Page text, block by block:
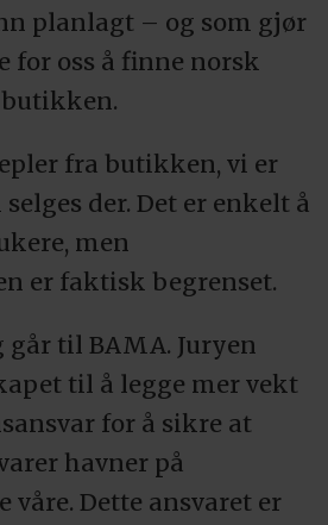
planlagt – og som gjør
for oss å finne norsk
fra butikken, vi er
der. Det er enkelt å
men
er faktisk begrenset.
til BAMA. Juryen
til å legge mer vekt
for å sikre at
havner på
Dette ansvaret er